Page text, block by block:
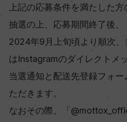
上記の応募条件を満たした
抽選の上、応募期間終了後、
2024年9月上旬頃より順次
はInstagramのダイレクトメ
当選通知と配送先登録フォ
ただきます。
なおその際、「